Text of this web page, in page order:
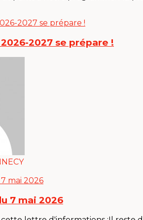
2027 se prépare !
7 mai 2026